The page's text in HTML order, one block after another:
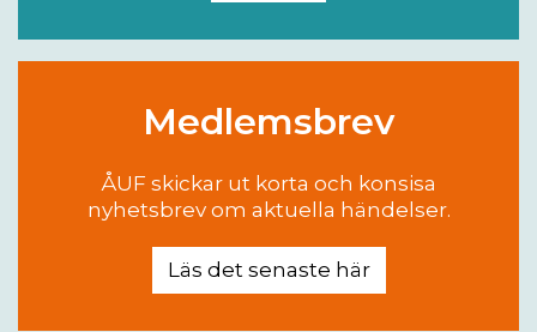
Medlemsbrev
ÅUF skickar ut korta och konsisa
nyhetsbrev om aktuella händelser.
Läs det senaste här